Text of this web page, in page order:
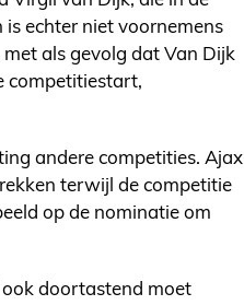
echter niet voornemens
als gevolg dat Van Dijk
competitiestart,
andere competities. Ajax
terwijl de competitie
op de nominatie om
doortastend moet